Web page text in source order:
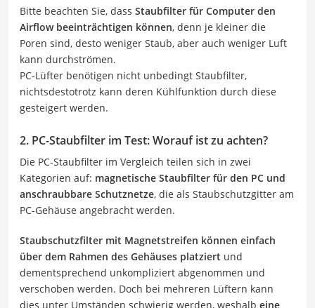
Bitte beachten Sie, dass Staubfilter für Computer den
Airflow beeinträchtigen können, denn je kleiner die
Poren sind, desto weniger Staub, aber auch weniger Luft
kann durchströmen.
PC-Lüfter benötigen nicht unbedingt Staubfilter,
nichtsdestotrotz kann deren Kühlfunktion durch diese
gesteigert werden.
2. PC-Staubfilter im Test: Worauf ist zu achten?
Die PC-Staubfilter im Vergleich teilen sich in zwei
Kategorien auf: magnetische Staubfilter für den PC und
anschraubbare Schutznetze, die als Staubschutzgitter am
PC-Gehäuse angebracht werden.
Staubschutzfilter mit Magnetstreifen können einfach
über dem Rahmen des Gehäuses platziert und
dementsprechend unkompliziert abgenommen und
verschoben werden. Doch bei mehreren Lüftern kann
dies unter Umständen schwierig werden, weshalb eine